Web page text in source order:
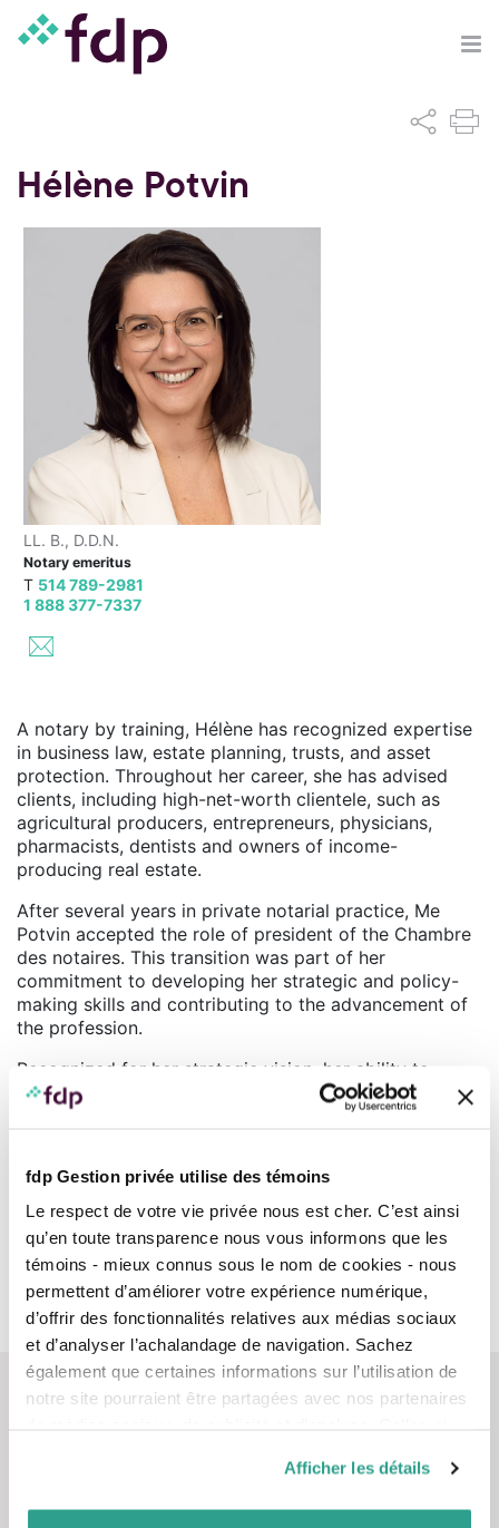
fdp Gestion privée utilise des témoins
Le respect de votre vie privée nous est cher. C’est ainsi
qu’en toute transparence nous vous informons que les
témoins - mieux connus sous le nom de cookies - nous
permettent d’améliorer votre expérience numérique,
d’offrir des fonctionnalités relatives aux médias sociaux
et d’analyser l’achalandage de navigation. Sachez
également que certaines informations sur l’utilisation de
notre site pourraient être partagées avec nos partenaires
vous leur auriez fournies ou qu’ils auraient collectées lors
de votre utilisation de leurs services.
Afficher les détails
Hélène Potvin
LL. B., D.D.N.
Notary emeritus
T 514 789-2981
1 888 377-7337
A notary by training, Hélène has recognized expertise
in business law, estate planning, trusts, and asset
protection. Throughout her career, she has advised
clients, including high-net-worth clientele, such as
agricultural producers, entrepreneurs, physicians,
pharmacists, dentists and owners of income-
producing real estate.
After several years in private notarial practice, Me
Potvin accepted the role of president of the Chambre
des notaires. This transition was part of her
commitment to developing her strategic and policy-
making skills and contributing to the advancement of
the profession.
Recognized for her strategic vision, her ability to
explain complex matters in simple terms, and her
human approach, she brings significant added value to
build lasting relationships of trust with clients.
Teams
fdp Centre of Expertise | Wealth Planning and Strategies